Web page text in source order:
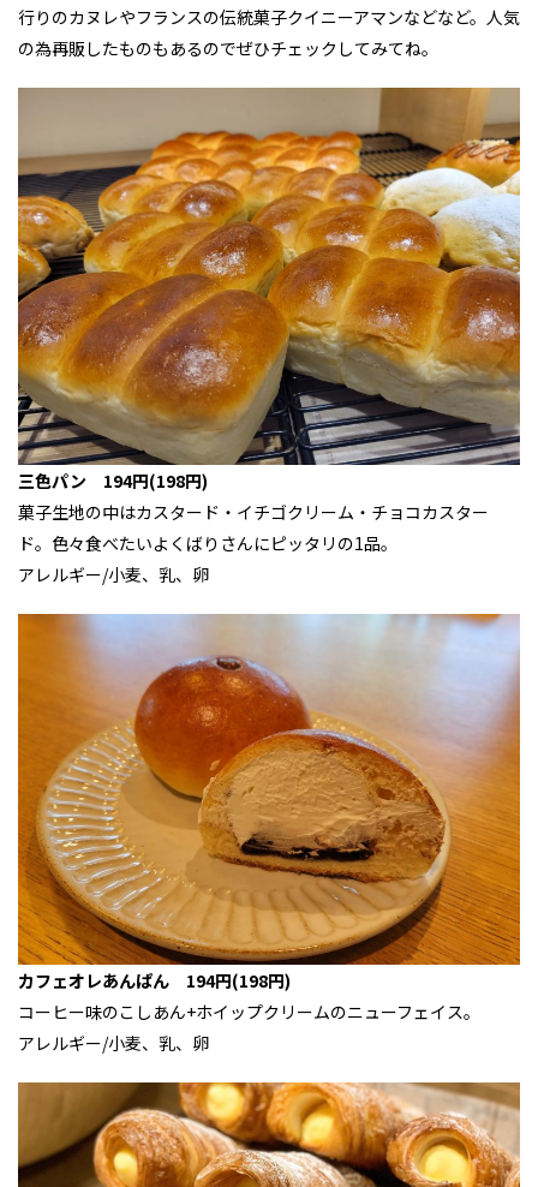
ランチ その他
その他
その他
その他
行りのカヌレやフランスの伝統菓子クイニーアマンなどなど。人気
の為再販したものもあるのでぜひチェックしてみてね。
三色パン 194円(198円)
菓子生地の中はカスタード・イチゴクリーム・チョコカスター
ド。色々食べたいよくばりさんにピッタリの1品。
アレルギー/小麦、乳、卵
カフェオレあんぱん 194円(198円)
コーヒー味のこしあん+ホイップクリームのニューフェイス。
アレルギー/小麦、乳、卵